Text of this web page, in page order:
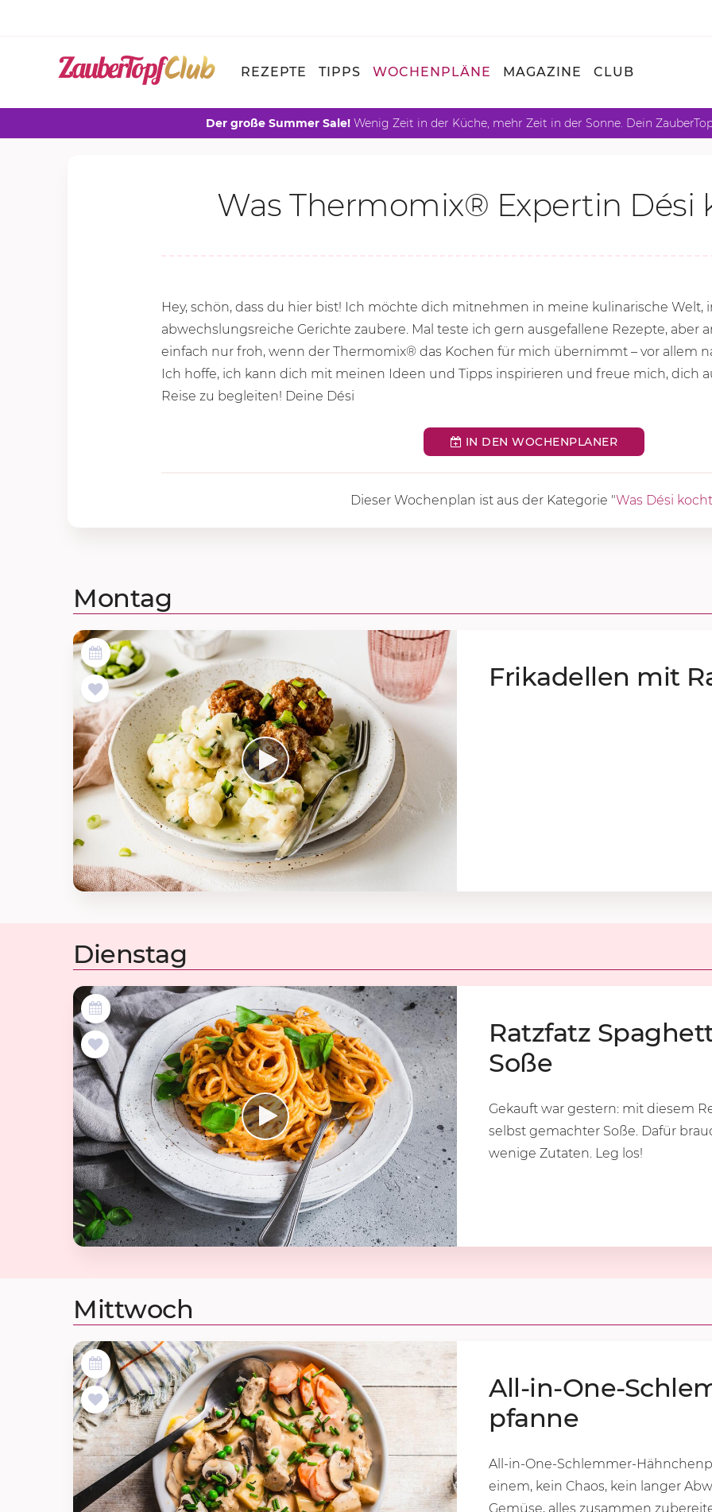
REZEPTE TIPPS WOCHENPLÄNE MAGAZINE CLUB
Der große Summer Sale! Wenig Zeit in der Küche, mehr Zeit in der Sonne. Dein
Was Thermomix® Expertin Dési
Hey, schön, dass du hier bist! Ich möchte dich mitnehmen in meine kulinarische Welt,
abwechslungsreiche Gerichte zaubere. Mal teste ich gern ausgefallene Rezepte, aber
einfach nur froh, wenn der Thermomix® das Kochen für mich übernimmt – vor allem
Ich hoffe, ich kann dich mit meinen Ideen und Tipps inspirieren und freue mich, dich
Reise zu begleiten! Deine Dési
IN DEN WOCHENPLANER
Dieser Wochenplan ist aus der Kategorie "Was Dési kocht
Montag
Fri­ka­del­len mit
Dienstag
Ratz­fatz
Soße
Gekauft war gestern: mit diesem
selbst gemachter Soße. Dafür
wenige Zutaten. Leg los!
Mittwoch
All-in-One-
pfan­ne
All-in-One-Schlemmer-
einem, kein Chaos, kein langer
Gemüse, alles zusammen